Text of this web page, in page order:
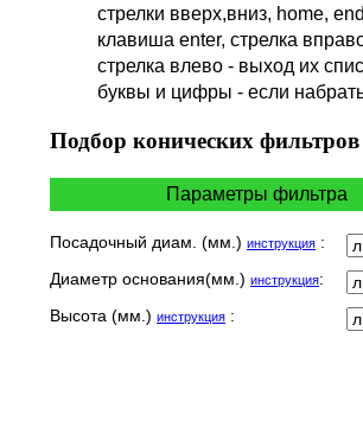
HARLEY DAVIDSON
HERO
HUSQVARNA
INDIAN
KEEWAY
MBK
MOTO GUZZI
стрелки вверх,вниз, home,
клавиша enter, стрелка
cтрелка влево - выход их
буквы и цифры - если
Подбор конических
Параметры фильтра
Посадочный диам. (мм.) инструкция :
Диаметр основания(мм.) инструкция:
Высота (мм.) инструкция :